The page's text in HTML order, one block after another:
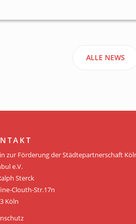
ALLE NEWS
zur Förderung der Städtepartnerschaft
e.V.
Sterck
Clouth-Str.17n
Köln